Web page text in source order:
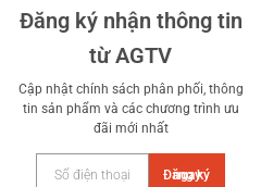
Đăng ký nhận thông tin
từ AGTV
Cập nhật chính sách phân phối, thông
tin sản phẩm và các chương trình ưu
đãi mới nhất
Đăng ký ngay